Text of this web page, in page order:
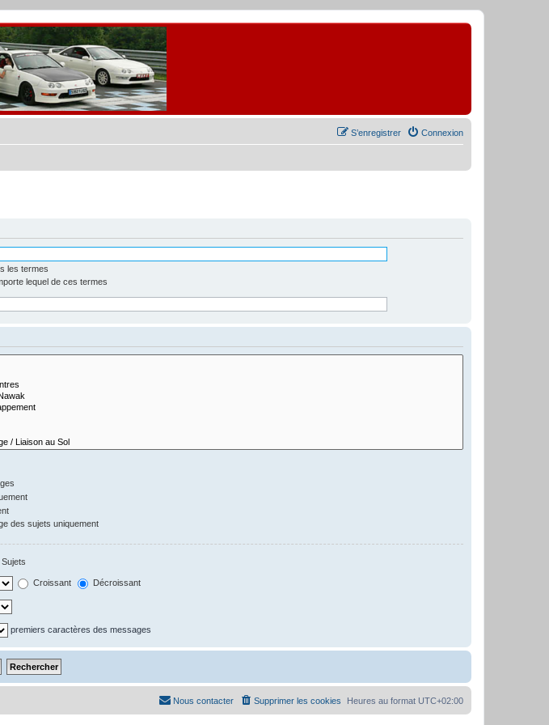
Connexion
S’enregistrer
les termes
lequel de ces termes
des sujets uniquement
Sujets
Croissant Décroissant
premiers caractères des messages
Heures au format UTC+02:00
Supprimer les cookies
Nous contacter